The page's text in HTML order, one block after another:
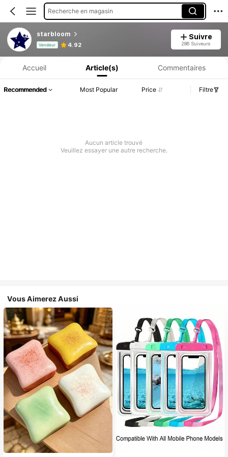
Recherche en magasin
starbloom
Vendeur 4.92
Suivre
286 Suiveurs
Informations produit : Divulgation des prix, détails sur les ventes et le stock.
Accueil Article(s) Commentaires
Recommended Most Popular Price Filtre
Aucun article trouvé
Veuillez essayer une autre recherche.
Vous Aimerez Aussi